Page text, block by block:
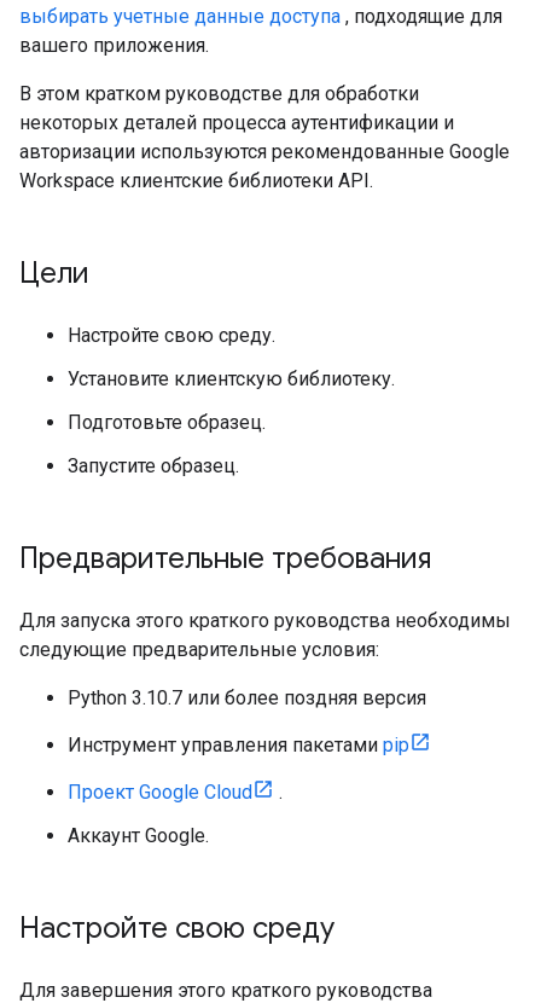
выбирать учетные данные доступа , подходящие для
вашего приложения.
В этом кратком руководстве для обработки
некоторых деталей процесса аутентификации и
авторизации используются рекомендованные Google
Workspace клиентские библиотеки API.
Цели
Настройте свою среду.
Установите клиентскую библиотеку.
Подготовьте образец.
Запустите образец.
Предварительные требования
Для запуска этого краткого руководства необходимы
следующие предварительные условия:
Python 3.10.7 или более поздняя версия
Инструмент управления пакетами pip
Проект Google Cloud
.
Аккаунт Google.
Настройте свою среду
Для завершения этого краткого руководства